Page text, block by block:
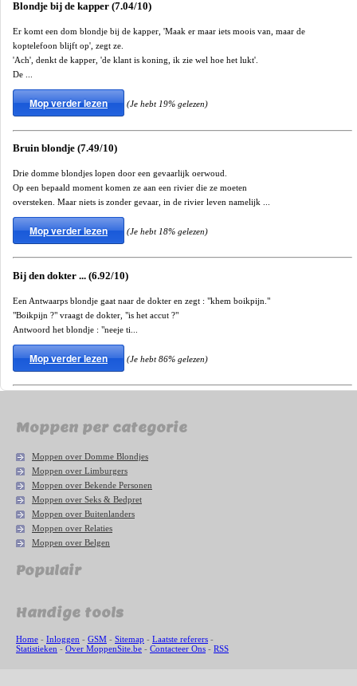
Blondje bij de kapper (7.04/10)
Er komt een dom blondje bij de kapper, 'Maak er maar iets moois van, maar de
koptelefoon blijft op', zegt ze.
'Ach', denkt de kapper, 'de klant is koning, ik zie wel hoe het lukt'.
De ...
Mop verder lezen (Je hebt 19% gelezen)
Bruin blondje (7.49/10)
Drie domme blondjes lopen door een gevaarlijk oerwoud.
Op een bepaald moment komen ze aan een rivier die ze moeten
oversteken. Maar niets is zonder gevaar, in de rivier leven namelijk ...
Mop verder lezen (Je hebt 18% gelezen)
Bij den dokter ... (6.92/10)
Een Antwaarps blondje gaat naar de dokter en zegt : "khem boikpijn."
"Boikpijn ?" vraagt de dokter, "is het accut ?"
Antwoord het blondje : "neeje ti...
Mop verder lezen (Je hebt 86% gelezen)
Moppen per categorie
Moppen over Domme Blondjes
Moppen over Limburgers
Moppen over Bekende Personen
Moppen over Seks & Bedpret
Moppen over Buitenlanders
Moppen over Relaties
Moppen over Belgen
Populair
Handige tools
Home - Inloggen - GSM - Sitemap - Laatste referers -
Statistieken - Over MoppenSite.be - Contacteer Ons - RSS